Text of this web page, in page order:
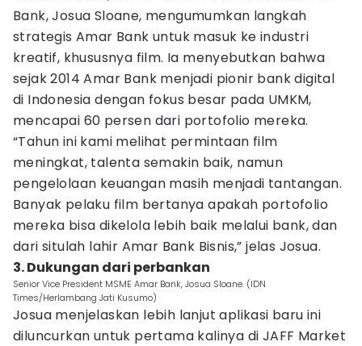
Bank, Josua Sloane, mengumumkan langkah
strategis Amar Bank untuk masuk ke industri
kreatif, khususnya film. Ia menyebutkan bahwa
sejak 2014 Amar Bank menjadi pionir bank digital
di Indonesia dengan fokus besar pada UMKM,
mencapai 60 persen dari portofolio mereka.
“Tahun ini kami melihat permintaan film
meningkat, talenta semakin baik, namun
pengelolaan keuangan masih menjadi tantangan.
Banyak pelaku film bertanya apakah portofolio
mereka bisa dikelola lebih baik melalui bank, dan
dari situlah lahir Amar Bank Bisnis,” jelas Josua.
3. Dukungan dari perbankan
Senior Vice President MSME Amar Bank, Josua Sloane. (IDN
Times/Herlambang Jati Kusumo)
Josua menjelaskan lebih lanjut aplikasi baru ini
diluncurkan untuk pertama kalinya di JAFF Market